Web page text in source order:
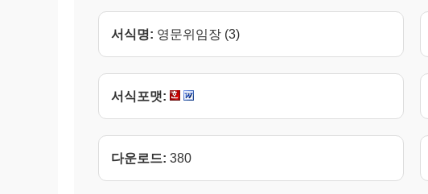
서식명: 영문위임장 (3)
서식포맷:
다운로드: 380